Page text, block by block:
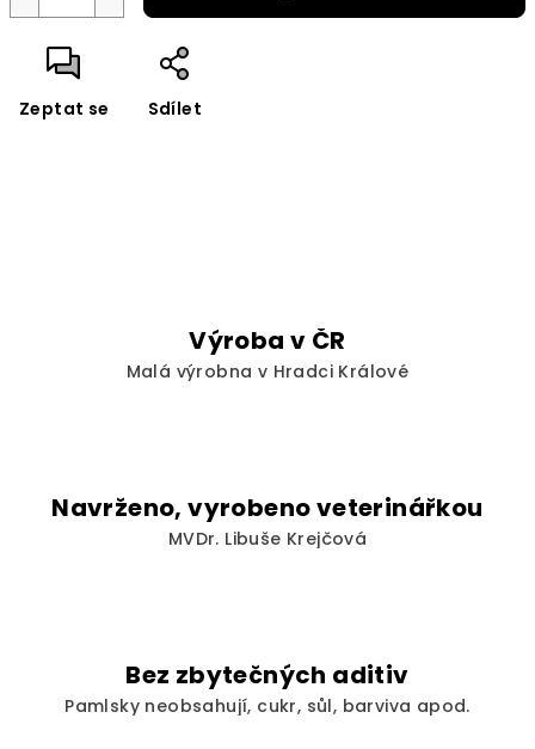
Zeptat se Sdílet
Výroba v ČR
Malá výrobna v Hradci Králové
Navrženo, vyrobeno veterinářkou
MVDr. Libuše Krejčová
Bez zbytečných aditiv
Pamlsky neobsahují, cukr, sůl, barviva apod.